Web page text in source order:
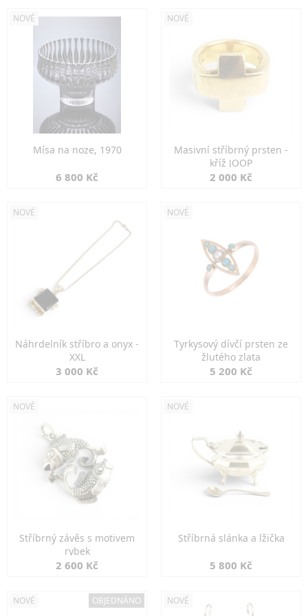
NOVÉ
Mísa na noze, 1970
6 800 Kč
NOVÉ
Masivní stříbrný prsten -
kříž JOOP
2 000 Kč
NOVÉ
Náhrdelník stříbro a onyx -
XXL
3 000 Kč
NOVÉ
Tyrkysový dívčí prsten ze
žlutého zlata
5 200 Kč
NOVÉ
Stříbrný závěs s motivem
rybek
2 600 Kč
NOVÉ
Stříbrná slánka a lžička
5 800 Kč
NOVÉ OBJEDNÁNO NOVÉ